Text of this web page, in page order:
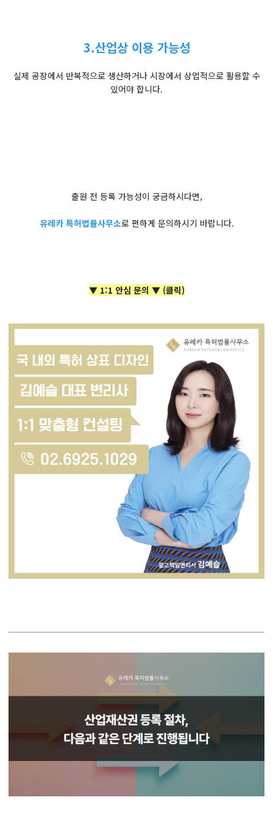
3.산업상 이용 가능성
실제 공장에서 반복적으로 생산하거나 시장에서 상업적으로 활용할 수
있어야 합니다.
출원 전 등록 가능성이 궁금하시다면,
유레카 특허법률사무소로 편하게 문의하시기 바랍니다.
▼ 1:1 안심 문의 ▼ (클릭)